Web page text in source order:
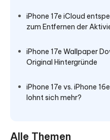
iPhone 17e iCloud
zum Entfernen der
iPhone 17e Wallpaper
Original Hintergründe
iPhone 17e vs. iPhone
lohnt sich mehr?
Alle Themen